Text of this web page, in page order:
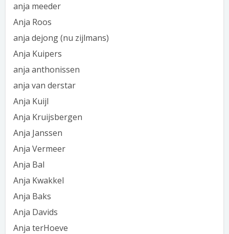
anja meeder
Anja Roos
anja dejong (nu zijlmans)
Anja Kuipers
anja anthonissen
anja van derstar
Anja Kuijl
Anja Kruijsbergen
Anja Janssen
Anja Vermeer
Anja Bal
Anja Kwakkel
Anja Baks
Anja Davids
Anja terHoeve